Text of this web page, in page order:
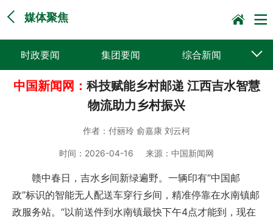
媒体聚焦
时政要闻 集团要闻 综合新闻
媒体聚焦 党建动态 普遍服务
中国新闻网： 科技赋能乡村邮递 江西吉水智慧
物流助力乡村振兴
作者： 付丽玲 俞嘉康 刘云柯
时间： 2026-04-16 来源： 中国新闻网
赣中春日，吉水乡间新绿遍野。一辆印有“中国邮
政”标识的智能无人配送车穿行乡间，精准停靠在水南镇邮
政服务站。“以前送件到水南镇最快下午4点才能到，现在